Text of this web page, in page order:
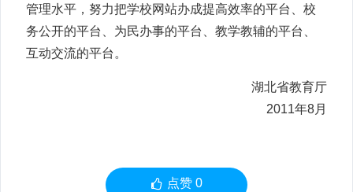
管理水平，努力把学校网站办成提高效率的平台、校
务公开的平台、为民办事的平台、教学教辅的平台、
互动交流的平台。
湖北省教育厅
2011年8月
点赞 0